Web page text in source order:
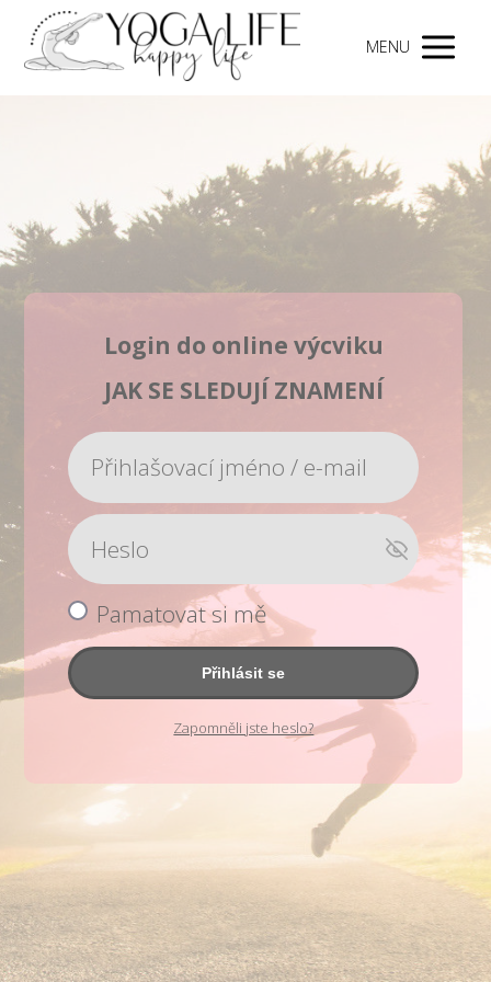
MENU
Login do online výcviku
JAK SE SLEDUJÍ ZNAMENÍ
Pamatovat si mě
Přihlásit se
Zapomněli jste heslo?